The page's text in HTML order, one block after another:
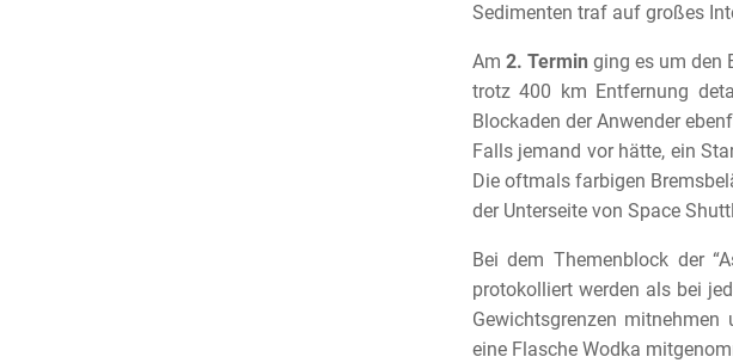
Sedimenten traf auf großes
Am 2. Termin ging es um den
trotz 400 km Entfernung
Blockaden der Anwender
Falls jemand vor hätte, ein
Die oftmals farbigen
der Unterseite von Space
Bei dem Themenblock der
protokolliert werden als bei
Gewichtsgrenzen
eine Flasche Wodka